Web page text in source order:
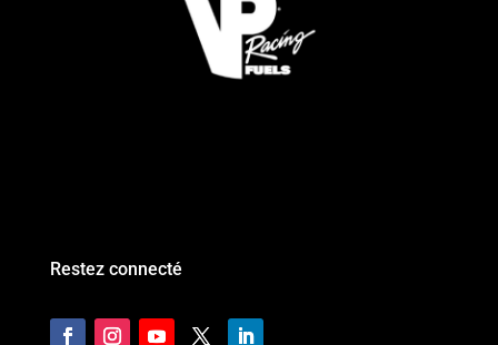
Restez connecté